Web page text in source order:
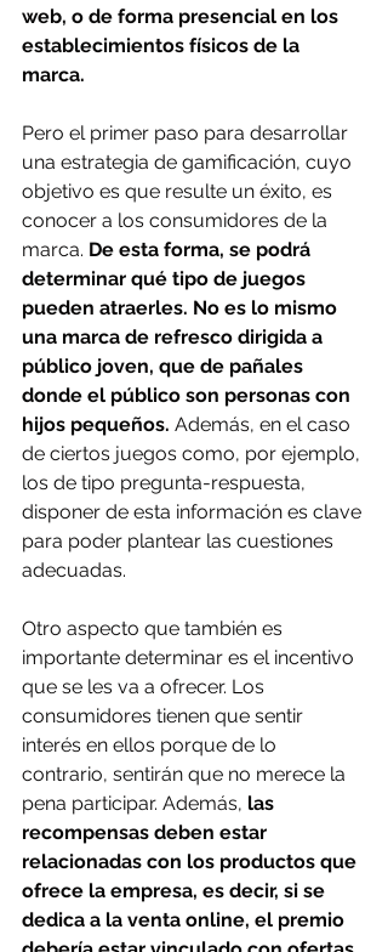
web, o de forma presencial en los
establecimientos físicos de la
marca.
Pero el primer paso para desarrollar
una estrategia de gamificación, cuyo
objetivo es que resulte un éxito, es
conocer a los consumidores de la
marca. De esta forma, se podrá
determinar qué tipo de juegos
pueden atraerles. No es lo mismo
una marca de refresco dirigida a
público joven, que de pañales
donde el público son personas con
hijos pequeños. Además, en el caso
de ciertos juegos como, por ejemplo,
los de tipo pregunta-respuesta,
disponer de esta información es clave
para poder plantear las cuestiones
adecuadas.
Otro aspecto que también es
importante determinar es el incentivo
que se les va a ofrecer. Los
consumidores tienen que sentir
interés en ellos porque de lo
contrario, sentirán que no merece la
pena participar. Además, las
recompensas deben estar
relacionadas con los productos que
ofrece la empresa, es decir, si se
dedica a la venta online, el premio